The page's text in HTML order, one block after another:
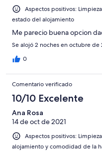
Aspectos positivos:
estado del alojamiento
Me parecio buena opcion
Se alojó 2 noches en octubre de
0
Comentario verificado
10/10 Excelente
Ana Rosa
14 de oct de 2021
Aspectos positivos:
alojamiento y comodidad de la